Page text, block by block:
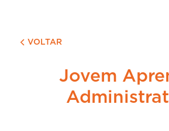
VOLTAR
Jovem